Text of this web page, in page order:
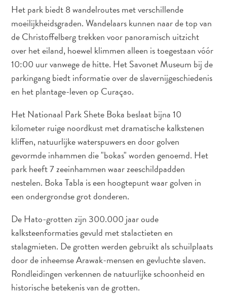
D
E
R
L
A
N
D
S
DEUTSCH
ENGLISH
FRANÇAIS
NEDERLANDS
PORTUGUÊS
Het park biedt 8 wandelroutes met verschillende
moeilijkheidsgraden. Wandelaars kunnen naar de top van
de Christoffelberg trekken voor panoramisch uitzicht
over het eiland, hoewel klimmen alleen is toegestaan vóór
10:00 uur vanwege de hitte. Het Savonet Museum bij de
parkingang biedt informatie over de slavernijgeschiedenis
en het plantage-leven op Curaçao.
Het Nationaal Park Shete Boka beslaat bijna 10
kilometer ruige noordkust met dramatische kalkstenen
kliffen, natuurlijke waterspuwers en door golven
gevormde inhammen die "bokas" worden genoemd. Het
park heeft 7 zeeinhammen waar zeeschildpadden
nestelen. Boka Tabla is een hoogtepunt waar golven in
een ondergrondse grot donderen.
De Hato-grotten zijn 300.000 jaar oude
kalksteenformaties gevuld met stalactieten en
stalagmieten. De grotten werden gebruikt als schuilplaats
door de inheemse Arawak-mensen en gevluchte slaven.
Rondleidingen verkennen de natuurlijke schoonheid en
historische betekenis van de grotten.